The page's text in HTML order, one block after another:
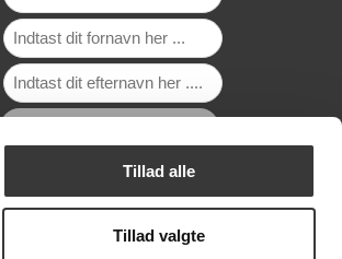
Tillad alle
Tillad valgte